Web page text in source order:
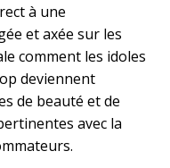
à une
et axée sur les
comment les idoles
deviennent
de beauté et de
avec la